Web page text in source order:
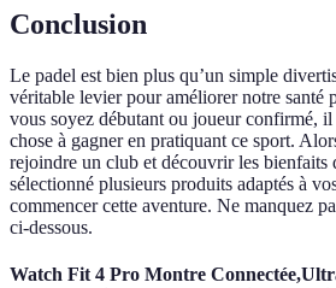
Conclusion
Le padel est bien plus qu’un simple
véritable levier pour améliorer notre santé
vous soyez débutant ou joueur confirmé,
chose à gagner en pratiquant ce sport.
rejoindre un club et découvrir les bienfaits
sélectionné plusieurs produits adaptés à
commencer cette aventure. Ne manquez
ci-dessous.
Watch Fit 4 Pro Montre